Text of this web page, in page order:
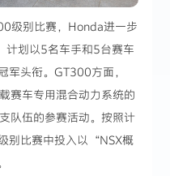
级别比赛，Honda进一步
划以5名车手和5台赛车
军头衔。GT300方面，
赛车专用混合动力系统的
队伍的参赛活动。按照计
别比赛中投入以“NSX概